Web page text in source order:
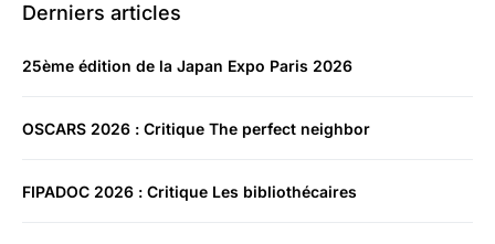
Derniers articles
25ème édition de la Japan Expo Paris 2026
OSCARS 2026 : Critique The perfect neighbor
FIPADOC 2026 : Critique Les bibliothécaires